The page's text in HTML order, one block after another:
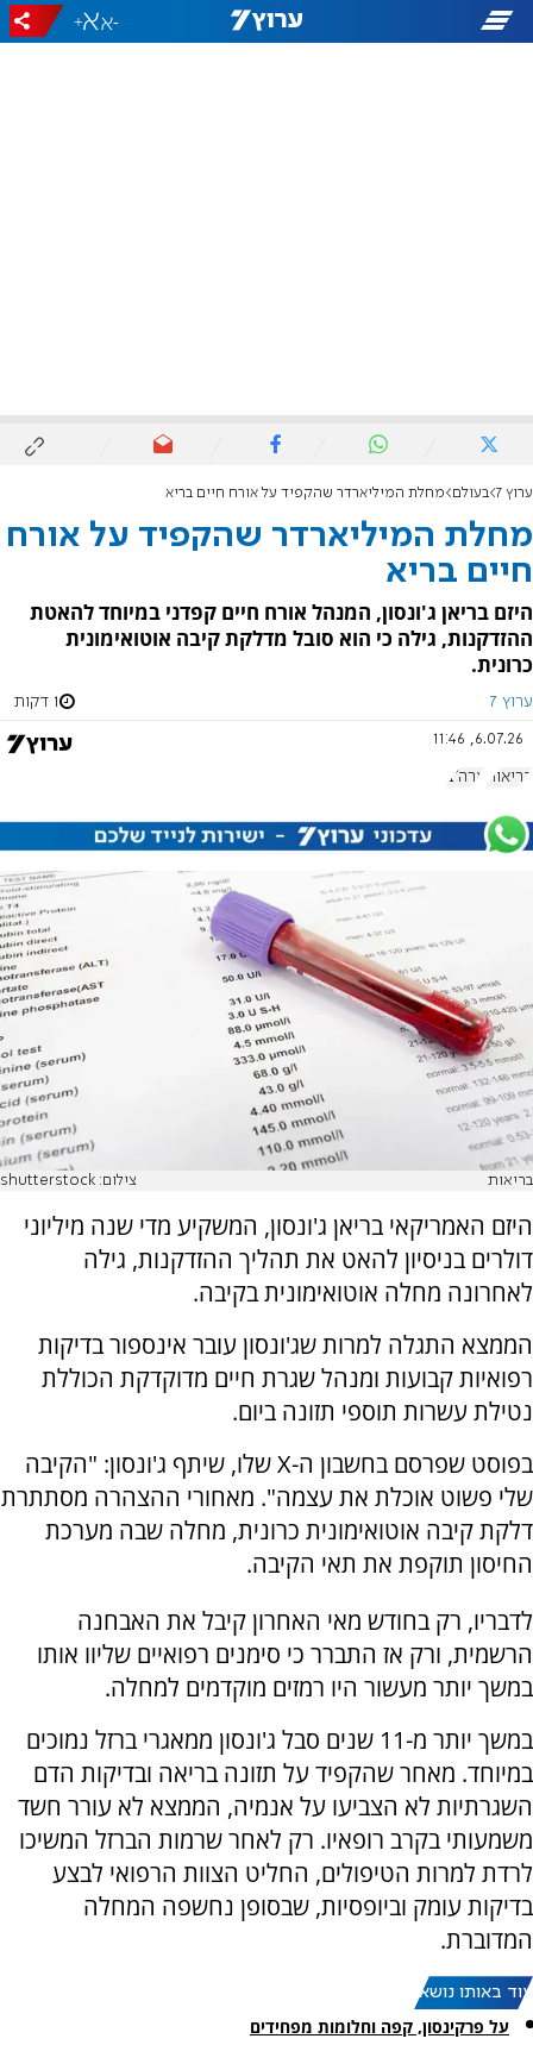
-
+
ערוץ 7 בעולם מחלת המיליארדר שהקפיד על אורח חיים בריא
מחלת המיליארדר שהקפיד על אורח
חיים בריא
היזם בריאן ג'ונסון, המנהל אורח חיים קפדני במיוחד להאטת
ההזדקנות, גילה כי הוא סובל מדלקת קיבה אוטואימונית
כרונית.
ערוץ 7 1 דקות
6.07.26, 11:46
בריאות ארה"ב
בריאות צילום: shutterstock
היזם האמריקאי בריאן ג'ונסון, המשקיע מדי שנה מיליוני
דולרים בניסיון להאט את תהליך ההזדקנות, גילה
לאחרונה מחלה אוטואימונית בקיבה.
הממצא התגלה למרות שג'ונסון עובר אינספור בדיקות
רפואיות קבועות ומנהל שגרת חיים מדוקדקת הכוללת
נטילת עשרות תוספי תזונה ביום.
בפוסט שפרסם בחשבון ה-X שלו, שיתף ג'ונסון: "הקיבה
שלי פשוט אוכלת את עצמה". מאחורי ההצהרה מסתתרת
דלקת קיבה אוטואימונית כרונית, מחלה שבה מערכת
החיסון תוקפת את תאי הקיבה.
לדבריו, רק בחודש מאי האחרון קיבל את האבחנה
הרשמית, ורק אז התברר כי סימנים רפואיים שליוו אותו
במשך יותר מעשור היו רמזים מוקדמים למחלה.
במשך יותר מ-11 שנים סבל ג'ונסון ממאגרי ברזל נמוכים
במיוחד. מאחר שהקפיד על תזונה בריאה ובדיקות הדם
השגרתיות לא הצביעו על אנמיה, הממצא לא עורר חשד
משמעותי בקרב רופאיו. רק לאחר שרמות הברזל המשיכו
לרדת למרות הטיפולים, החליט הצוות הרפואי לבצע
בדיקות עומק וביופסיות, שבסופן נחשפה המחלה
המדוברת.
עוד באותו נושא:
על פרקינסון, קפה וחלומות מפחידים